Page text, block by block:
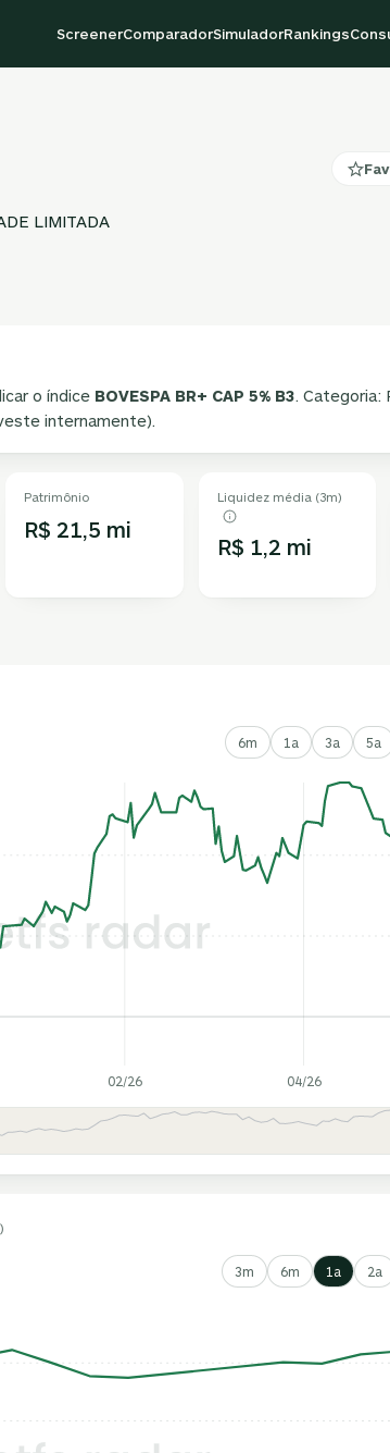
ScreenerComparadorSimuladorRankings
LIMITADA
o índice BOVESPA BR+ CAP 5% B3. Categoria:
internamente).
Patrimônio
R$ 21,5 mi
Liquidez média (3m)
R$ 1,2 mi
6m 1a 3a 5a
02/26 04/26
3m 6m 1a 2a